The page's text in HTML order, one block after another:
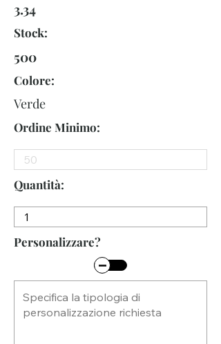
3.34
Stock:
500
Colore:
Verde
Ordine Minimo:
Quantità:
Personalizzare?